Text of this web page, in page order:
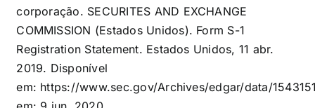
corporação. SECURITES AND EXCHANGE
COMMISSION (Estados Unidos). Form S-1
Registration Statement. Estados Unidos, 11 abr.
2019. Disponível
em: https://www.sec.gov/Archives/edgar/data/